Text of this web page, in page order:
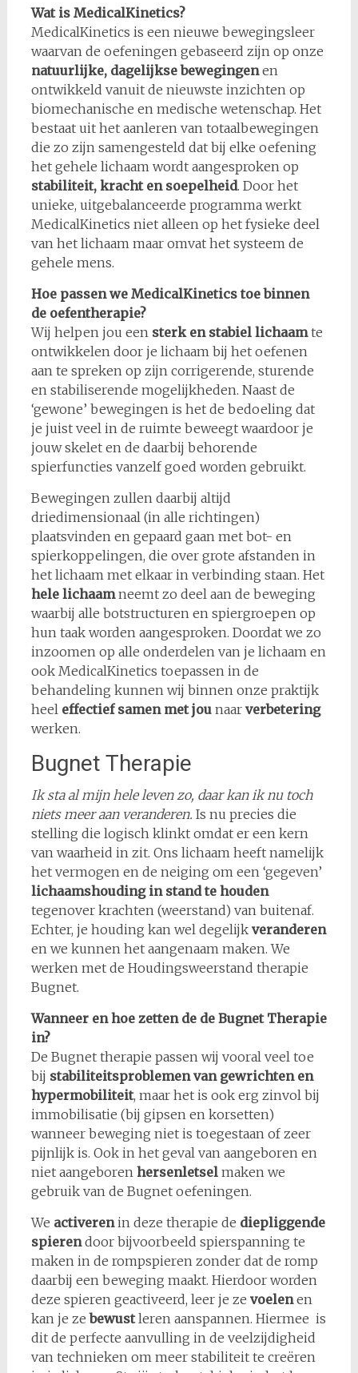
Wat is MedicalKinetics?
MedicalKinetics is een nieuwe bewegingsleer
waarvan de oefeningen gebaseerd zijn op onze
natuurlijke, dagelijkse bewegingenen
ontwikkeld vanuit de nieuwste inzichten op
biomechanische en medische wetenschap. Het
bestaat uit het aanleren van totaalbewegingen
die zo zijn samengesteld dat bij elke oefening
het gehele lichaam wordt aangesproken op
stabiliteit, kracht en soepelheid. Door het
unieke, uitgebalanceerde programma werkt
MedicalKinetics niet alleen op het fysieke deel
van het lichaam maar omvat het systeem de
gehele mens.
Hoe passen we MedicalKinetics toe binnen
de oefentherapie?
Wij helpen jou eensterk en stabiel lichaamte
ontwikkelen door je lichaam bij het oefenen
aan te spreken op zijn corrigerende, sturende
en stabiliserende mogelijkheden. Naast de
‘gewone’ bewegingen is het de bedoeling dat
je juist veel in de ruimte beweegt waardoor je
jouw skelet en de daarbij behorende
spierfuncties vanzelf goed worden gebruikt.
Bewegingen zullen daarbij altijd
driedimensionaal (in alle richtingen)
plaatsvinden en gepaard gaan met bot- en
spierkoppelingen, die over grote afstanden in
het lichaam met elkaar in verbinding staan. Het
hele lichaamneemt zo deel aan de beweging
waarbij alle botstructuren en spiergroepen op
hun taak worden aangesproken. Doordat we zo
inzoomen op alle onderdelen van je lichaam en
ook MedicalKinetics toepassen in de
behandeling kunnen wij binnen onze praktijk
heel effectief samen met jounaar verbetering
werken.
Bugnet Therapie
Ik sta al mijn hele leven zo, daar kan ik nu toch
niets meer aan veranderen. Is nu precies die
stelling die logisch klinkt omdat er een kern
van waarheid in zit. Ons lichaam heeft namelijk
het vermogen en de neiging om een ‘gegeven’
lichaamshouding in stand te houden
tegenover krachten (weerstand) van buitenaf.
Echter, je houding kan wel degelijk veranderen
en we kunnen het aangenaam maken. We
werken met de Houdingsweerstand therapie
Bugnet.
Wanneer en hoe zetten de de Bugnet Therapie
in?
De Bugnet therapie passen wij vooral veel toe
bij stabiliteitsproblemen van gewrichten en
hypermobiliteit, maar het is ook erg zinvol bij
immobilisatie (bij gipsen en korsetten)
wanneer beweging niet is toegestaan of zeer
pijnlijk is. Ook in het geval van aangeboren en
niet aangeboren hersenletsel maken we
gebruik van de Bugnet oefeningen.
We activerenin deze therapie de diepliggende
spierendoor bijvoorbeeld spierspanning te
maken in de rompspieren zonder dat de romp
daarbij een beweging maakt. Hierdoor worden
deze spieren geactiveerd, leer je ze voelenen
kan je zebewustleren aanspannen. Hiermee is
dit de perfecte aanvulling in de veelzijdigheid
van technieken om meer stabiliteit te creëren